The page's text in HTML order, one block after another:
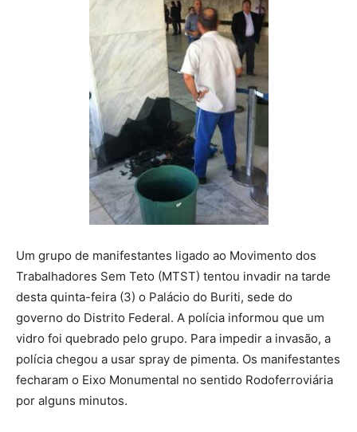
Um grupo de manifestantes ligado ao Movimento dos
Trabalhadores Sem Teto (MTST) tentou invadir na tarde
desta quinta-feira (3) o Palácio do Buriti, sede do
governo do Distrito Federal. A polícia informou que um
vidro foi quebrado pelo grupo. Para impedir a invasão, a
polícia chegou a usar spray de pimenta. Os manifestantes
fecharam o Eixo Monumental no sentido Rodoferroviária
por alguns minutos.